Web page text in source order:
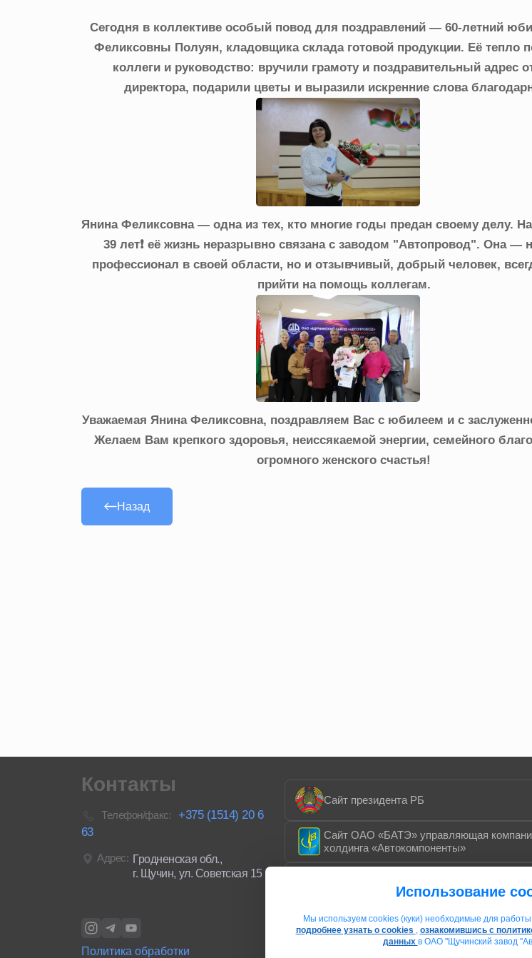
Использование
Мы используем cookies (куки) необходимые для
подробнее узнать о cookies , ознакомившись с
данных в ОАО "Щучинский завод
Сегодня в коллективе особый повод для поздравлений — 60-летний
Феликсовны Полуян, кладовщика склада готовой продукции. Её тепло
коллеги и руководство: вручили грамоту и поздравительный адрес
директора, подарили цветы и выразили искренние слова
Янина Феликсовна — одна из тех, кто многие годы предан своему делу.
39 лет❗ её жизнь неразрывно связана с заводом "Автопровод". Она —
профессионал в своей области, но и отзывчивый, добрый человек,
прийти на помощь коллегам.
Уважаемая Янина Феликсовна, поздравляем Вас с юбилеем и с
Желаем Вам крепкого здоровья, неиссякаемой энергии, семейного
огромного женского счастья!
Назад
Контакты
Телефон/факс: +375 (1514) 20 6
63
Адрес: Гродненская обл.,
г. Щучин, ул. Советская 15
Политика обработки
Сайт президента РБ
Сайт ОАО «БАТЭ» управляющая
холдинга «Автокомпоненты»